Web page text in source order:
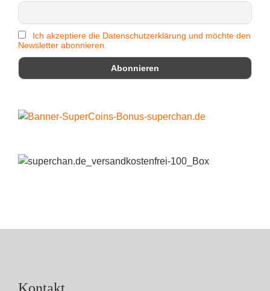
Ich akzeptiere die Datenschutzerklärung und möchte den
Newsletter abonnieren.